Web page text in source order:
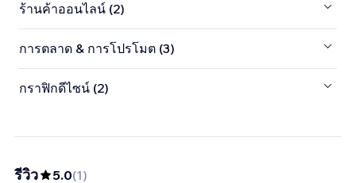
ร้านค้าออนไลน์ (2)
การตลาด & การโปรโมต (3)
กราฟิกดีไซน์ (2)
รีวิว 5.0(1)